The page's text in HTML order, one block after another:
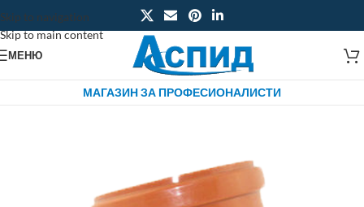
Skip to navigation
Skip to main content
МЕНЮ
МАГАЗИН ЗА ПРОФЕСИОНАЛИСТИ